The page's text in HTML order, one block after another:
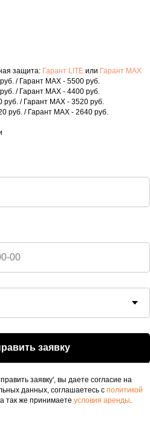
защита: Гарант LITE или Гарант MAX
/ Гарант MAX - 5500 руб.
/ Гарант MAX - 4400 руб.
руб. / Гарант MAX - 3520 руб.
руб. / Гарант MAX - 2640 руб.
заявку
заявку', вы даете согласие на
данных, соглашаетесь с политикой
так же принимаете условия аренды.